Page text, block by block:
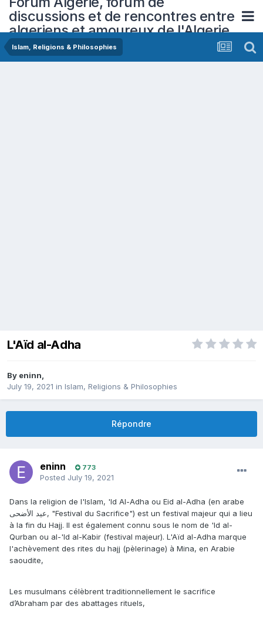
discussions et de rencontres entre
algeriens et amoureux de l'Algerie
Islam, Religions & Philosophies
L'Aïd al-Adha
By eninn,
July 19, 2021 in Islam, Religions & Philosophies
Répondre
eninn 773
Posted July 19, 2021
Dans la religion de l'Islam, 'Id Al-Adha ou Eid al-Adha (en arabe
عيد الأضحى, "Festival du Sacrifice") est un festival majeur qui a lieu
à la fin du Hajj. Il est également connu sous le nom de 'Id al-
Qurban ou al-'Id al-Kabir (festival majeur). L'Aïd al-Adha marque
l'achèvement des rites du hajj (pèlerinage) à Mina, en Arabie
saoudite,
Les musulmans célèbrent traditionnellement le sacrifice
d’Abraham par des abattages rituels,